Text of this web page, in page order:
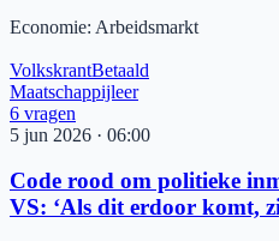
Economie: Arbeidsmarkt
VolkskrantBetaald
Maatschappijleer
6 vragen
5 jun 2026 · 06:00
Code rood om politieke
VS: ‘Als dit erdoor komt,